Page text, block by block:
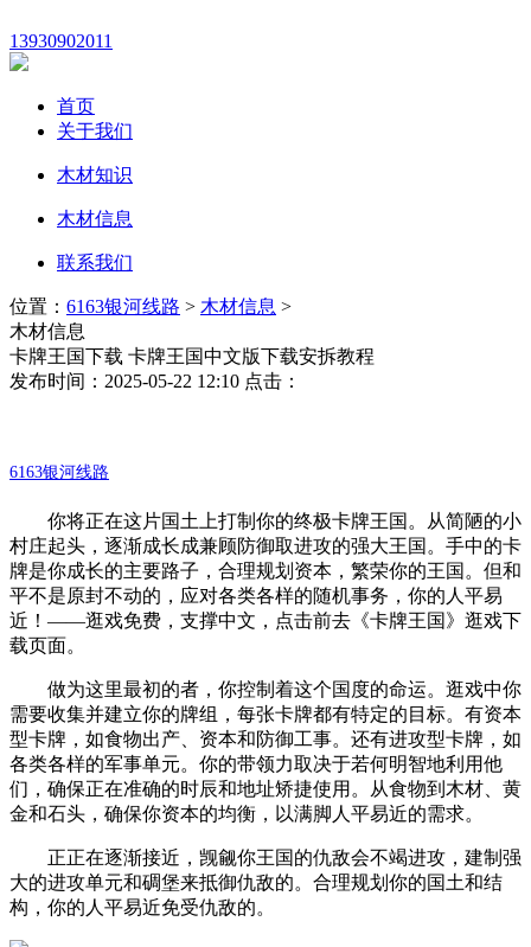
13930902011
首页
关于我们
木材知识
木材信息
联系我们
位置： 6163银河线路 > 木材信息 >
木材信息
卡牌王国下载 卡牌王国中文版下载安拆教程
发布时间：2025-05-22 12:10 点击：
6163银河线路
你将正在这片国土上打制你的终极卡牌王国。从简陋的小
村庄起头，逐渐成长成兼顾防御取进攻的强大王国。手中的卡
牌是你成长的主要路子，合理规划资本，繁荣你的王国。但和
平不是原封不动的，应对各类各样的随机事务，你的人平易
近！——逛戏免费，支撑中文，点击前去《卡牌王国》逛戏下
载页面。
做为这里最初的者，你控制着这个国度的命运。逛戏中你
需要收集并建立你的牌组，每张卡牌都有特定的目标。有资本
型卡牌，如食物出产、资本和防御工事。还有进攻型卡牌，如
各类各样的军事单元。你的带领力取决于若何明智地利用他
们，确保正在准确的时辰和地址矫捷使用。从食物到木材、黄
金和石头，确保你资本的均衡，以满脚人平易近的需求。
正正在逐渐接近，觊觎你王国的仇敌会不竭进攻，建制强
大的进攻单元和碉堡来抵御仇敌的。合理规划你的国土和结
构，你的人平易近免受仇敌的。